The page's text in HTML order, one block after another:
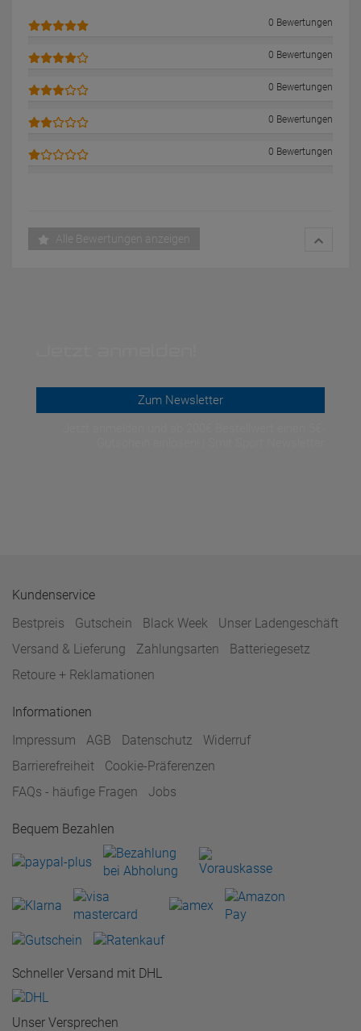
0 Bewertungen
0 Bewertungen
0 Bewertungen
0 Bewertungen
0 Bewertungen
Alle Bewertungen anzeigen
Zum Newsletter
Kundenservice
Bestpreis
Gutschein Black Week
Unser Ladengeschäft
Versand & Lieferung
Zahlungsarten
Batteriegesetz
Retoure + Reklamationen
Informationen
Impressum
AGB Datenschutz
Widerruf
Barrierefreiheit
Cookie-Präferenzen
FAQs - häufige Fragen
Jobs
Bequem Bezahlen
Schneller Versand mit DHL
Unser Versprechen